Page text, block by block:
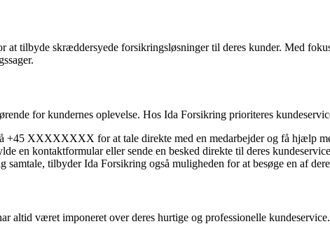
at tilbyde skræddersyede forsikringsløsninger til deres kunder. Med
for kundernes oplevelse. Hos Ida Forsikring prioriteres
+45 XXXXXXXX for at tale direkte med en medarbejder og få hjælp
en kontaktformular eller sende en besked direkte til deres
tilbyder Ida Forsikring også muligheden for at besøge en af
altid været imponeret over deres hurtige og professionelle